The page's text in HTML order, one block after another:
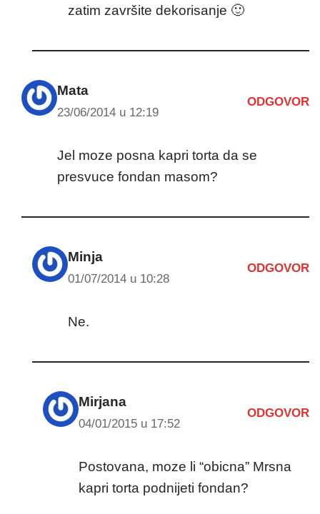
zatim završite dekorisanje 🙂
Mata
23/06/2014 u 12:19
ODGOVOR
Jel moze posna kapri torta da se
presvuce fondan masom?
Minja
01/07/2014 u 10:28
ODGOVOR
Ne.
Mirjana
04/01/2015 u 17:52
ODGOVOR
Postovana, moze li “obicna” Mrsna
kapri torta podnijeti fondan?